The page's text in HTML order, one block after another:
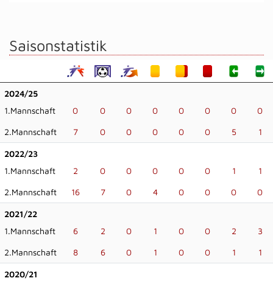
Saisonstatistik
2024/25
1.Mannschaft
0 0 0 0 0 0 0 0
2.Mannschaft 7 0 0 0 0 0 5 1
2022/23
1.Mannschaft
2 0 0 0 0 0 1 1
2.Mannschaft 16 7 0 4 0 0 0 0
2021/22
1.Mannschaft
6 2 0 1 0 0 2 3
2.Mannschaft 8 6 0 1 0 0 1 1
2020/21